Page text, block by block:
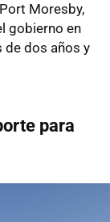
Moresby,
gobierno en
de dos años y
para